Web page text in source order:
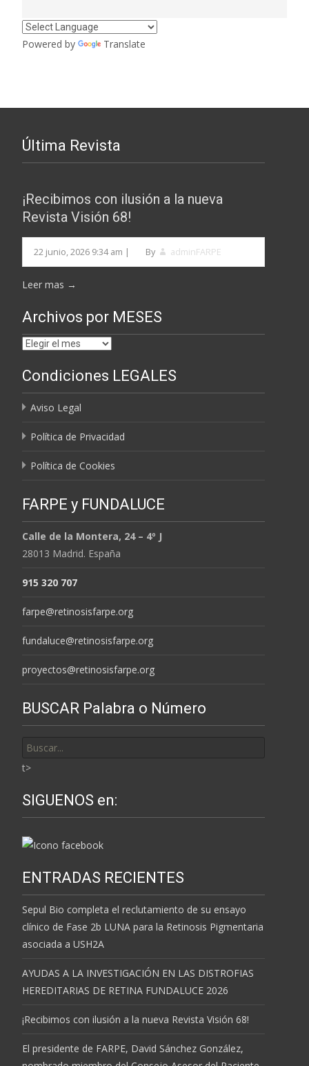
Powered by Translate
Última Revista
¡Recibimos con ilusión a la nueva
Revista Visión 68!
22 junio, 2026 9:34 am | By adminFARPE
Leer mas →
Archivos por MESES
Archivos
MESES
Condiciones LEGALES
Aviso Legal
Política de Privacidad
Política de Cookies
FARPE y FUNDALUCE
Calle de la Montera, 24 – 4º J
28013 Madrid. España
915 320 707
farpe@retinosisfarpe.org
fundaluce@retinosisfarpe.org
proyectos@retinosisfarpe.org
BUSCAR Palabra o Número
por:
t>
SIGUENOS en:
ENTRADAS RECIENTES
Sepul Bio completa el reclutamiento de su ensayo
clínico de Fase 2b LUNA para la Retinosis Pigmentaria
asociada a USH2A
AYUDAS A LA INVESTIGACIÓN EN LAS DISTROFIAS
HEREDITARIAS DE RETINA FUNDALUCE 2026
¡Recibimos con ilusión a la nueva Revista Visión 68!
El presidente de FARPE, David Sánchez González,